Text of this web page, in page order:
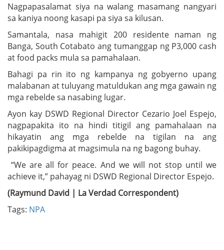
Nagpapasalamat siya na walang masamang nangyari
sa kaniya noong kasapi pa siya sa kilusan.
Samantala, nasa mahigit 200 residente naman ng
Banga, South Cotabato ang tumanggap ng P3,000 cash
at food packs mula sa pamahalaan.
Bahagi pa rin ito ng kampanya ng gobyerno upang
malabanan at tuluyang matuldukan ang mga gawain ng
mga rebelde sa nasabing lugar.
Ayon kay DSWD Regional Director Cezario Joel Espejo,
nagpapakita ito na hindi titigil ang pamahalaan na
hikayatin ang mga rebelde na tigilan na ang
pakikipagdigma at magsimula na ng bagong buhay.
“We are all for peace. And we will not stop until we
achieve it,” pahayag ni DSWD Regional Director Espejo.
(Raymund David | La Verdad Correspondent)
Tags: NPA